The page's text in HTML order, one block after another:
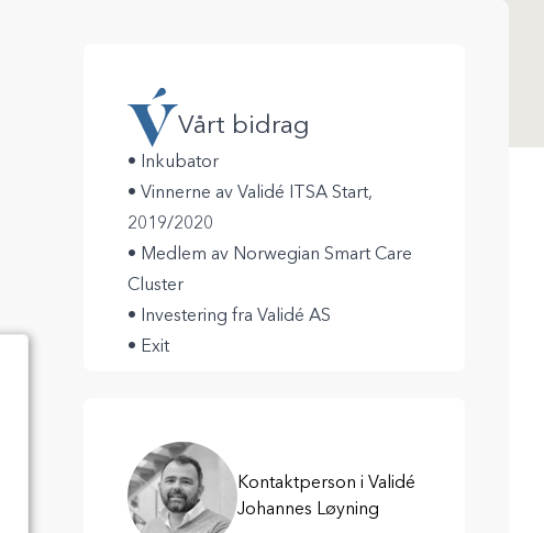
Vårt bidrag
• Inkubator
• Vinnerne av Validé ITSA Start,
2019/2020
• Medlem av Norwegian Smart Care
Cluster
• Investering fra Validé AS
• Exit
Kontaktperson i Validé
Johannes Løyning